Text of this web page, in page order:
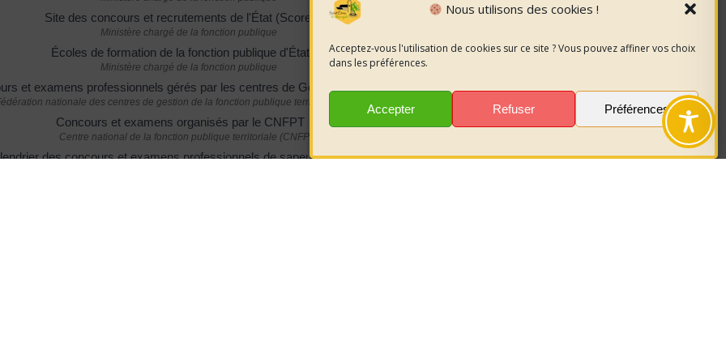
Nous utilisons des cookies !
Acceptez-vous l'utilisation de cookies sur ce site ? Vous pouvez affiner vos choix
dans les préférences.
Accepter Refuser Préférences
Site des concours et recrutements de l'État (Score)
Ministère chargé de la fonction publique
Écoles de formation de la fonction publique d'État
Ministère chargé de la fonction publique
et examens professionnels gérés par les centres de Gestion de la FPT
nationale des centres de gestion de la fonction publique territoriale (FNCDG)
Concours et examens organisés par le CNFPT
Centre national de la fonction publique territoriale (CNFPT)
des concours et examens professionnels de sapeurs-pompiers